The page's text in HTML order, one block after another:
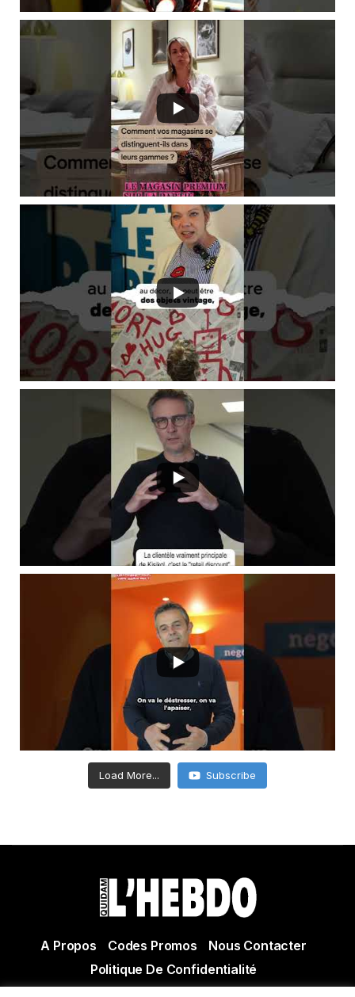
Load More... Subscribe
A Propos Codes Promos
Nous Contacter
Politique De Confidentialité